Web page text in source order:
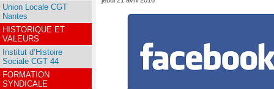
Union Locale CGT
Nantes
HISTORIQUE ET
VALEURS
Institut d’Histoire
Sociale CGT 44
FORMATION
SYNDICALE